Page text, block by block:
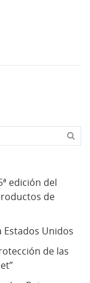
edición del
de
Unidos
de las